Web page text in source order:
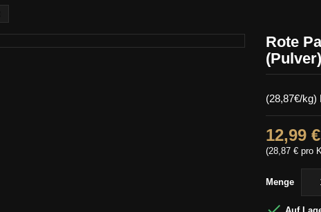
Rote
(Pulver)
(28,87€/kg)
12,99 €
(28,87 € pro
Menge